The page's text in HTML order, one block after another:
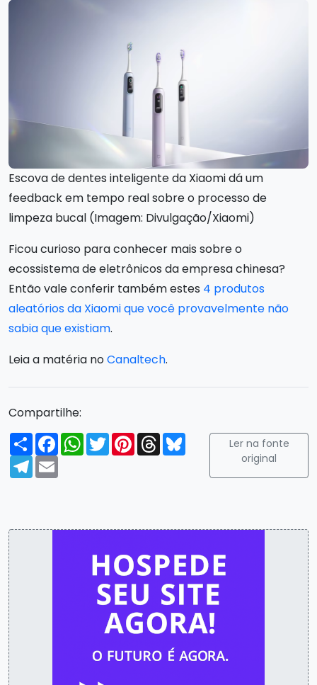
Escova de dentes inteligente da Xiaomi dá um
feedback em tempo real sobre o processo de
limpeza bucal (Imagem: Divulgação/Xiaomi)
Ficou curioso para conhecer mais sobre o
ecossistema de eletrônicos da empresa chinesa?
Então vale conferir também estes 4 produtos
aleatórios da Xiaomi que você provavelmente não
sabia que existiam.
Leia a matéria noCanaltech.
Compartilhe:
Compartilhar
FacebookWhatsApp
TwitterPinterest
ThreadsBluesky
Telegram
Email
Ler na fonte
original